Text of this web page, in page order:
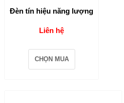
Đèn tín hiệu năng lượng
Liên hệ
CHỌN MUA